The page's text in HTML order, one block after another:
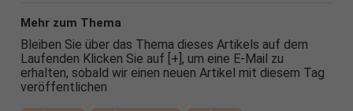
Mehr zum Thema
Bleiben Sie über das Thema dieses Artikels auf dem
Laufenden Klicken Sie auf [+], um eine E-Mail zu
erhalten, sobald wir einen neuen Artikel mit diesem Tag
veröffentlichen